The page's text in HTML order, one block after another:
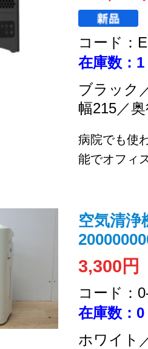
コード：
在庫数：1
ブラック
幅215／
病院でも使
能でオフィ
空気清浄
3,300円
コード：
在庫数：0
ホワイト